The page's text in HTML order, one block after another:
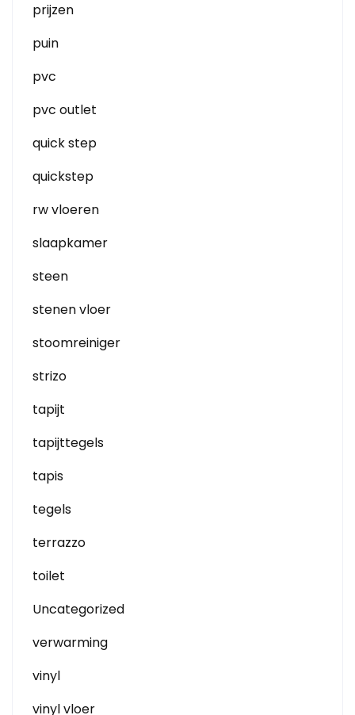
prijzen
puin
pvc
pvc outlet
quick step
quickstep
rw vloeren
slaapkamer
steen
stenen vloer
stoomreiniger
strizo
tapijt
tapijttegels
tapis
tegels
terrazzo
toilet
Uncategorized
verwarming
vinyl
vinyl vloer